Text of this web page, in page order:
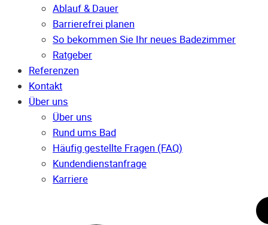
Ablauf & Dauer
Barrierefrei planen
So bekommen Sie Ihr neues Badezimmer
Ratgeber
Referenzen
Kontakt
Über uns
Über uns
Rund ums Bad
Häufig gestellte Fragen (FAQ)
Kunden­dienst­anfrage
Karriere